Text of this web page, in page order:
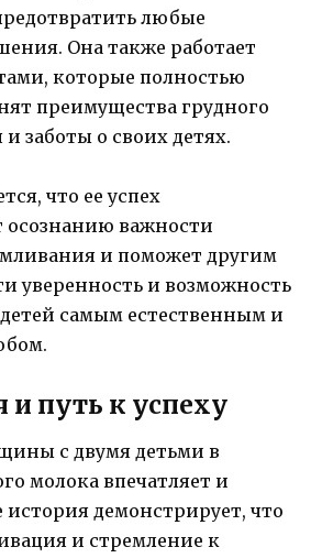
любые
Она также работает
которые полностью
преимущества грудного
заботы о своих детях.
что ее успех
осознанию важности
и поможет другим
уверенность и возможность
самым естественным и
путь к успеху
с двумя детьми в
молока впечатляет и
история демонстрирует, что
и стремление к